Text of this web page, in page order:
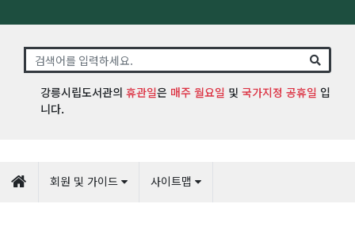
강릉시립도서관의 휴관일은 매주 월요일 및 국가지정 공휴일 입
니다.
회원 및 가이드 사이트맵